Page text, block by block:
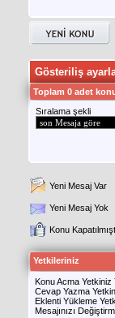
Gösteriliş
Toplam 0 adet
Sıralama şekli
Yeni Mesaj Var
Yeni Mesaj Yok
Konu
Yetkileriniz
Konu Acma Yetkiniz
Cevap Yazma
Eklenti Yükleme
Mesajınızı